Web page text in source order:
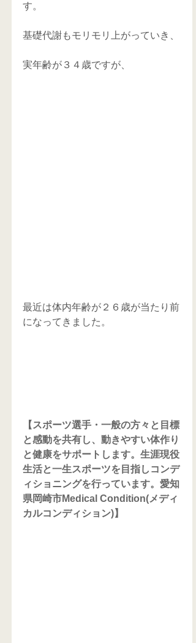
す。
基礎代謝もモリモリ上がっていき、
実年齢が３４歳ですが、
最近は体内年齢が２６歳が当たり前
になってきました。
【スポーツ選手・一般の方々と目標
と感動を共有し、動きやすい体作り
と健康をサポートします。生涯現役
生活と一生スポーツを目指しコンデ
ィショニングを行っています。愛知
県岡崎市Medical Condition(メディ
カルコンディション)】